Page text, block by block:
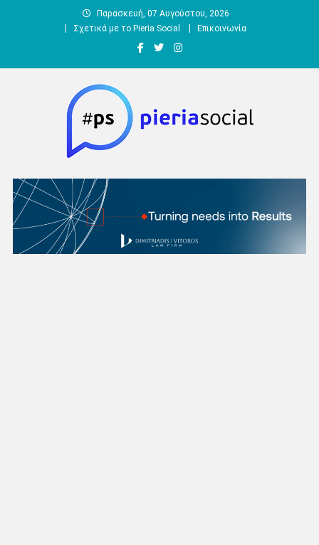
Παρασκευή, 07 Αυγούστου, 2026
Σχετικά με το Pieria Social
Επικοινωνία
Pieria Social